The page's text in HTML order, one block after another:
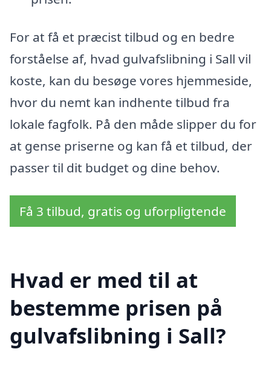
For at få et præcist tilbud og en bedre
forståelse af, hvad gulvafslibning i Sall vil
koste, kan du besøge vores hjemmeside,
hvor du nemt kan indhente tilbud fra
lokale fagfolk. På den måde slipper du for
at gense priserne og kan få et tilbud, der
passer til dit budget og dine behov.
Få 3 tilbud, gratis og uforpligtende
Hvad er med til at
bestemme prisen på
gulvafslibning i Sall?